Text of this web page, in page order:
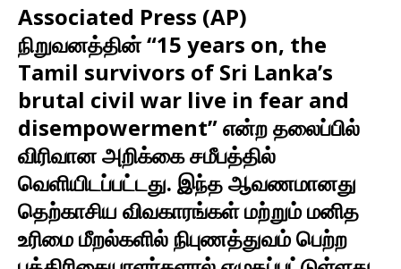
Associated Press (AP)
நிறுவனத்தின்“15 years on, the
Tamil survivors of Sri Lanka’s
brutal civil war live in fear and
disempowerment”என்ற தலைப்பில்
விரிவான அறிக்கை சமீபத்தில்
வெளியிடப்பட்டது. இந்த ஆவணமானது
தெற்காசிய விவகாரங்கள் மற்றும் மனித
உரிமை மீறல்களில் நிபுணத்துவம் பெற்ற